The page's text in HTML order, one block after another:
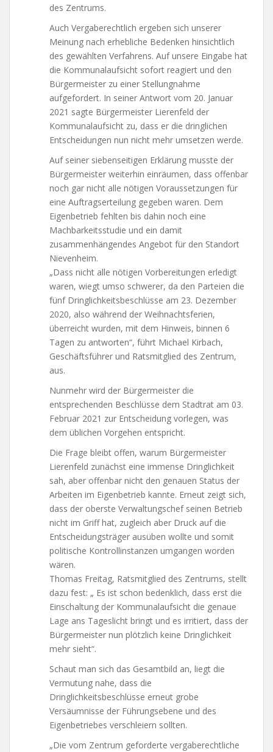
des Zentrums.
Auch Vergaberechtlich ergeben sich unserer
Meinung nach erhebliche Bedenken hinsichtlich
des gewählten Verfahrens. Auf unsere Eingabe hat
die Kommunalaufsicht sofort reagiert und den
Bürgermeister zu einer Stellungnahme
aufgefordert. In seiner Antwort vom 20. Januar
2021 sagte Bürgermeister Lierenfeld der
Kommunalaufsicht zu, dass er die dringlichen
Entscheidungen nun nicht mehr umsetzen werde.
Auf seiner siebenseitigen Erklärung musste der
Bürgermeister weiterhin einräumen, dass offenbar
noch gar nicht alle nötigen Voraussetzungen für
eine Auftragserteilung gegeben waren. Dem
Eigenbetrieb fehlten bis dahin noch eine
Machbarkeitsstudie und ein damit
zusammenhängendes Angebot für den Standort
Nievenheim.
„Dass nicht alle nötigen Vorbereitungen erledigt
waren, wiegt umso schwerer, da den Parteien die
fünf Dringlichkeitsbeschlüsse am 23. Dezember
2020, also während der Weihnachtsferien,
überreicht wurden, mit dem Hinweis, binnen 6
Tagen zu antworten“, führt Michael Kirbach,
Geschäftsführer und Ratsmitglied des Zentrum,
aus.
Nunmehr wird der Bürgermeister die
entsprechenden Beschlüsse dem Stadtrat am 03.
Februar 2021 zur Entscheidung vorlegen, was
dem üblichen Vorgehen entspricht.
Die Frage bleibt offen, warum Bürgermeister
Lierenfeld zunächst eine immense Dringlichkeit
sah, aber offenbar nicht den genauen Status der
Arbeiten im Eigenbetrieb kannte. Erneut zeigt sich,
dass der oberste Verwaltungschef seinen Betrieb
nicht im Griff hat, zugleich aber Druck auf die
Entscheidungsträger ausüben wollte und somit
politische Kontrollinstanzen umgangen worden
wären.
Thomas Freitag, Ratsmitglied des Zentrums, stellt
dazu fest: „ Es ist schon bedenklich, dass erst die
Einschaltung der Kommunalaufsicht die genaue
Lage ans Tageslicht bringt und es irritiert, dass der
Bürgermeister nun plötzlich keine Dringlichkeit
mehr sieht“.
Schaut man sich das Gesamtbild an, liegt die
Vermutung nahe, dass die
Dringlichkeitsbeschlüsse erneut grobe
Versäumnisse der Führungsebene und des
Eigenbetriebes verschleiern sollten.
„Die vom Zentrum geforderte vergaberechtliche